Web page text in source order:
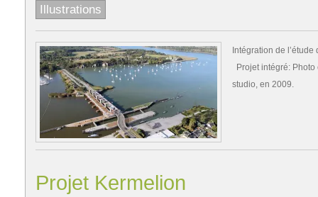
Illustrations
Intégration de
Projet intégré:
studio, en 2009.
Projet Kermelion